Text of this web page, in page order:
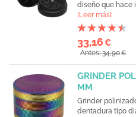
diseño que hace
[Leer más]
33,16€
Antes: 34,90€
GRINDER
MM
Grinder
dentadura tipo